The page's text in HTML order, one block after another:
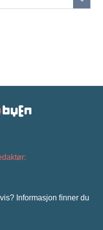
Informasjon ﬁnner du